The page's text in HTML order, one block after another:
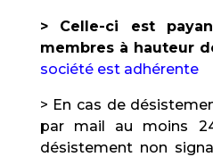
> Celle-ci est
membres à hauteur
société est adhérente
> En cas de
par mail au moins
désistement non